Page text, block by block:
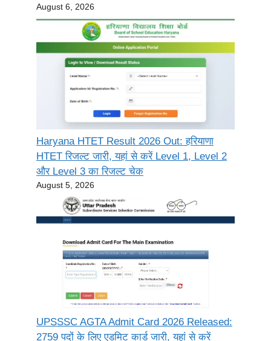
August 6, 2026
Haryana HTET Result 2026 Out: हरियाणा
HTET रिजल्ट जारी, यहां से करें Level 1, Level 2
और Level 3 का रिजल्ट चेक
August 5, 2026
UPSSSC AGTA Admit Card 2026 Released:
2759 पदों के लिए एडमिट कार्ड जारी, यहां से करें